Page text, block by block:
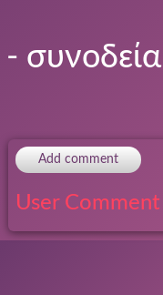
- συνοδεία
Add comment
User Comment